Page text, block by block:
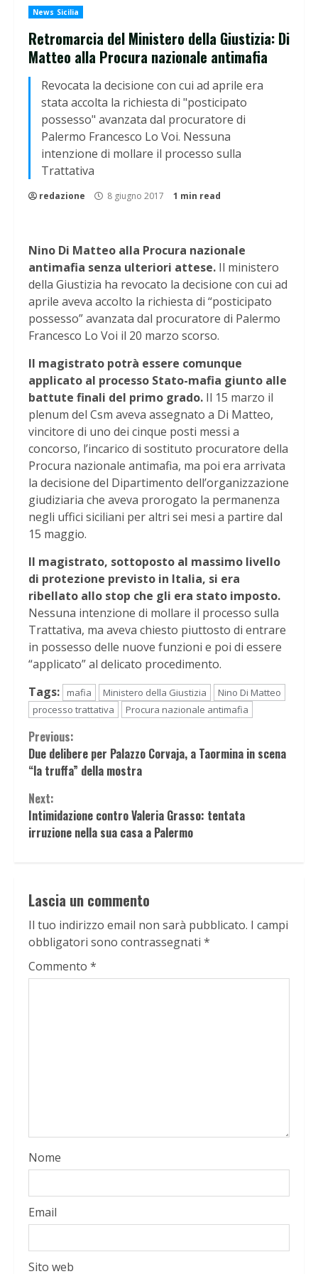
News Sicilia
Retromarcia del Ministero della Giustizia: Di
Matteo alla Procura nazionale antimafia
Revocata la decisione con cui ad aprile era
stata accolta la richiesta di "posticipato
possesso" avanzata dal procuratore di
Palermo Francesco Lo Voi. Nessuna
intenzione di mollare il processo sulla
Trattativa
redazione 8 giugno 2017 1 min read
Nino Di Matteo alla Procura nazionale
antimafia senza ulteriori attese. Il ministero
della Giustizia ha revocato la decisione con cui ad
aprile aveva accolto la richiesta di “posticipato
possesso” avanzata dal procuratore di Palermo
Francesco Lo Voi il 20 marzo scorso.
Il magistrato potrà essere comunque
applicato al processo Stato-mafia giunto alle
battute finali del primo grado. Il 15 marzo il
plenum del Csm aveva assegnato a Di Matteo,
vincitore di uno dei cinque posti messi a
concorso, l’incarico di sostituto procuratore della
Procura nazionale antimafia, ma poi era arrivata
la decisione del Dipartimento dell’organizzazione
giudiziaria che aveva prorogato la permanenza
negli uffici siciliani per altri sei mesi a partire dal
15 maggio.
Il magistrato, sottoposto al massimo livello
di protezione previsto in Italia, si era
ribellato allo stop che gli era stato imposto.
Nessuna intenzione di mollare il processo sulla
Trattativa, ma aveva chiesto piuttosto di entrare
in possesso delle nuove funzioni e poi di essere
“applicato” al delicato procedimento.
Tags:
mafia Ministero della Giustizia
Nino Di Matteo
processo trattativa
Procura nazionale antimafia
Continue
Reading
Previous:
Due delibere per Palazzo Corvaja, a Taormina in scena
“la truffa” della mostra
Next:
Intimidazione contro Valeria Grasso: tentata
irruzione nella sua casa a Palermo
Lascia un commento
Il tuo indirizzo email non sarà pubblicato. I campi
obbligatori sono contrassegnati *
Commento *
Nome
Email
Sito web